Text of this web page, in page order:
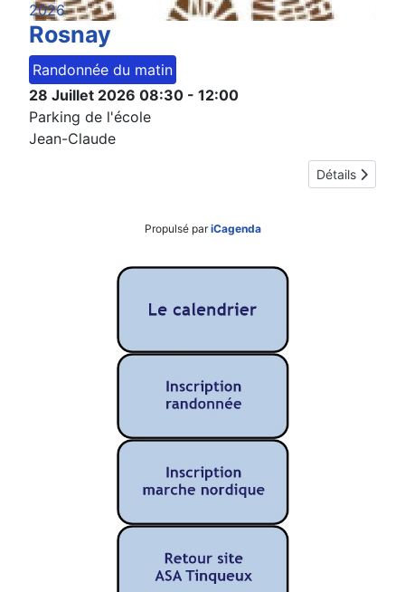
2026
Rosnay
Randonnée du matin
28 Juillet 2026 08:30 - 12:00
Parking de l'école
Jean-Claude
Détails
Propulsé pariCagenda